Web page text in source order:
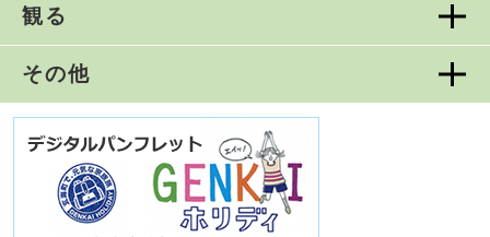
観る
その他